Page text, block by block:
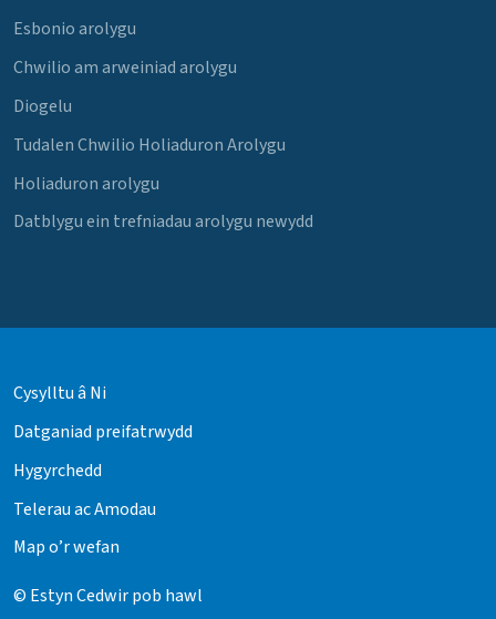
Esbonio arolygu
Chwilio am arweiniad arolygu
Diogelu
Tudalen Chwilio Holiaduron Arolygu
Holiaduron arolygu
Datblygu ein trefniadau arolygu newydd
Cysylltu â Ni
Datganiad preifatrwydd
Hygyrchedd
Telerau ac Amodau
Map o’r wefan
© Estyn Cedwir pob hawl